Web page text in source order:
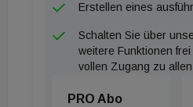
Die ganze Story von
kommenden Ausgabe
Erstellen eines
Schalten Sie über
weitere Funktionen
vollen Zugang zu
PRO Abo